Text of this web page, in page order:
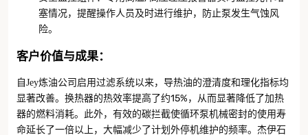
塞情况，提醒操作人员及时进行维护，防止泵发生气蚀风
险。
客户价值与成果：
自 Jey炼油公司 启用过滤系统以来，导热油的澄清度和理化指标均
显著改善。换热器的热效率提高了约15%，从而显著降低了加热
器的燃料消耗。此外，有效的碳拦截使循环泵机械密封的使用寿
命延长了一倍以上，大幅减少了计划外停机维护的频率。杰伊石